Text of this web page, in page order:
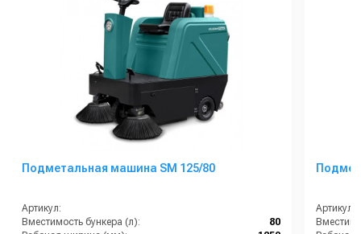
Подметальная машина SM 125/80
Артикул:
Вместимость бункера (л):
80
Артикул: